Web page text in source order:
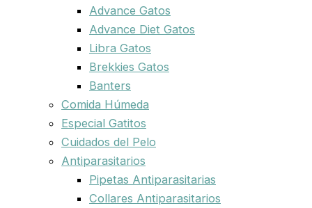
Advance Gatos
Advance Diet Gatos
Libra Gatos
Brekkies Gatos
Banters
Comida Húmeda
Especial Gatitos
Cuidados del Pelo
Antiparasitarios
Pipetas Antiparasitarias
Collares Antiparasitarios